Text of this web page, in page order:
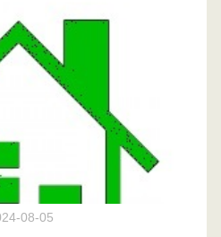
08-05